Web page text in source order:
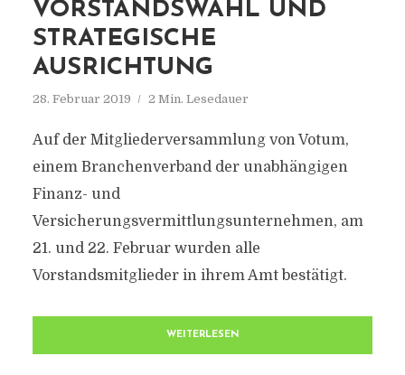
VORSTANDSWAHL UND
STRATEGISCHE
AUSRICHTUNG
28. Februar 2019 2 Min. Lesedauer
Auf der Mitgliederversammlung von Votum,
einem Branchenverband der unabhängigen
Finanz- und
Versicherungsvermittlungsunternehmen, am
21. und 22. Februar wurden alle
Vorstandsmitglieder in ihrem Amt bestätigt.
WEITERLESEN